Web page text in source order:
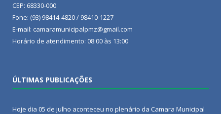
CEP: 68330-000
Fone: (93) 98414-4820 / 98410-1227
E-mail: camaramunicipalpmz@gmail.com
Horário de atendimento: 08:00 às 13:00
ÚLTIMAS PUBLICAÇÕES
Hoje dia 05 de julho aconteceu no plenário da Camara Municipal